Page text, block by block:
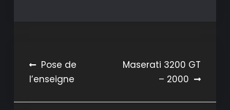
Navigation
de
l’article
Pose de
l’enseigne
Maserati 3200 GT
– 2000